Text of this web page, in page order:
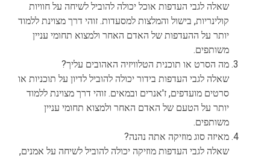
שאלה לגבי העדפות אוכל יכולה להוביל לשיחה על חוויות
קולינריות, בישול והמלצות למסעדות. זוהי דרך מצוינת ללמוד
יותר על ההעדפות של האדם האחר ולמצוא תחומי עניין
משותפים.
מה הסרט או תוכנית הטלוויזיה האהובים עליך?
שאלה לגבי העדפות בידור יכולה להוביל לדיון על תוכניות או
סרטים מועדפים, ז'אנרים ובמאים. זוהי דרך מצוינת ללמוד
יותר על הטעם של האדם האחר ולמצוא תחומי עניין
משותפים.
מאיזה סוג מוזיקה אתה נהנה?
שאלה לגבי העדפות מוזיקה יכולה להוביל לשיחה על אמנים,